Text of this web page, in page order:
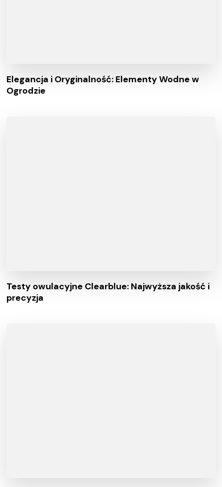
Elegancja i Oryginalność: Elementy Wodne w
Ogrodzie
Testy owulacyjne Clearblue: Najwyższa jakość i
precyzja